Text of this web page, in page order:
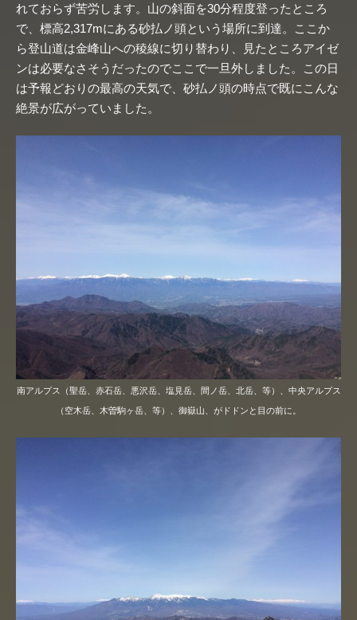
れておらず苦労します。山の斜面を30分程度登ったところ
で、標高2,317mにある砂払ノ頭という場所に到達。ここか
ら登山道は金峰山への稜線に切り替わり、見たところアイゼ
ンは必要なさそうだったのでここで一旦外しました。この日
は予報どおりの最高の天気で、砂払ノ頭の時点で既にこんな
絶景が広がっていました。
南アルプス（聖岳、赤石岳、悪沢岳、塩見岳、間ノ岳、北岳、等）、中央アルプス
（空木岳、木曽駒ヶ岳、等）、御嶽山、がドドンと目の前に。